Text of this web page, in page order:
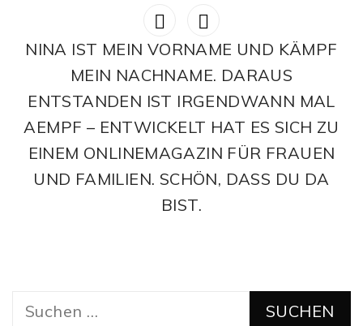
NINA IST MEIN VORNAME UND KÄMPF
MEIN NACHNAME. DARAUS
ENTSTANDEN IST IRGENDWANN MAL
AEMPF – ENTWICKELT HAT ES SICH ZU
EINEM ONLINEMAGAZIN FÜR FRAUEN
UND FAMILIEN. SCHÖN, DASS DU DA
BIST.
Suchen